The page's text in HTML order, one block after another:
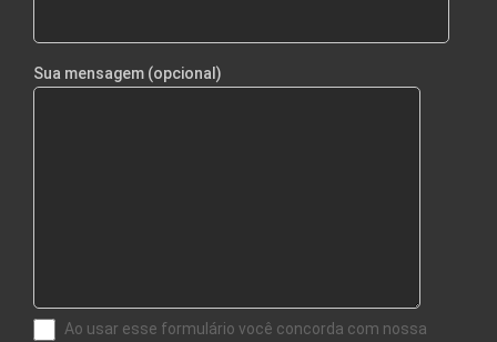
Sua mensagem (opcional)
Ao usar esse formulário você concorda com nossa